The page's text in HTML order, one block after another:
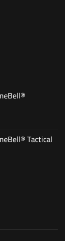
Tactical